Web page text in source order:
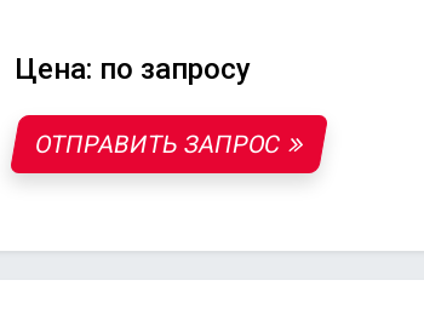
Цена: по запросу
ОТПРАВИТЬ ЗАПРОС